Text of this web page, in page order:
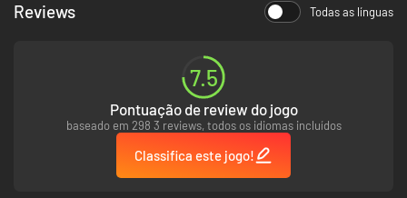
Reviews Todas as línguas
7.5
Pontuação de review do jogo
baseado em 298 3 reviews, todos os idiomas incluídos
Classifica este jogo!